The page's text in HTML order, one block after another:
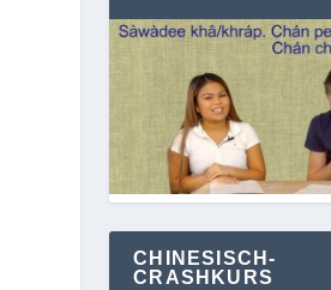
CHINESISCH-
CRASHKURS